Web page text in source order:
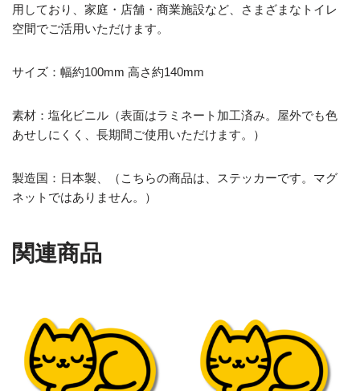
用しており、家庭・店舗・商業施設など、さまざまなトイレ
空間でご活用いただけます。
サイズ：幅約100mm 高さ約140mm
素材：塩化ビニル（表面はラミネート加工済み。屋外でも色
あせしにくく、長期間ご使用いただけます。）
製造国：日本製、（こちらの商品は、ステッカーです。マグ
ネットではありません。）
関連商品